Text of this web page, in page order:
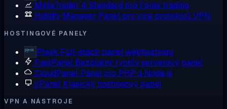
MetaTrader 4 Standard pro Forex trading
Hiddify Manager Panel pro více protokolů VPN
HOSTINGOVÉ PANELY
Plesk Full-stack panel webhostingu
FastPanel Bezplatný rychlý serverový panel
CloudPanel Panel pro PHP a Node.js
cPanel Klasický hostingový panel
VPN A NÁSTROJE